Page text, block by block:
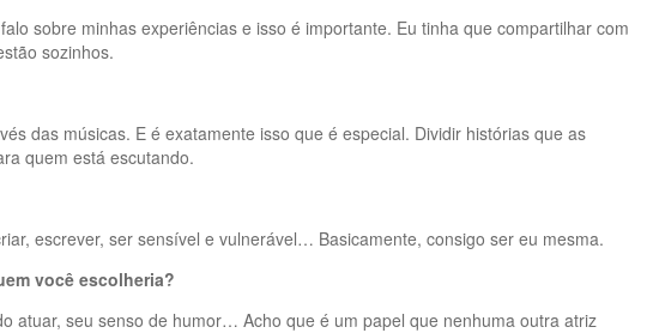
sobre minhas experiências e isso é importante. Eu tinha que compartilhar com
sozinhos.
das músicas. E é exatamente isso que é especial. Dividir histórias que as
quem está escutando.
escrever, ser sensível e vulnerável… Basicamente, consigo ser eu mesma.
você escolheria?
atuar, seu senso de humor… Acho que é um papel que nenhuma outra atriz